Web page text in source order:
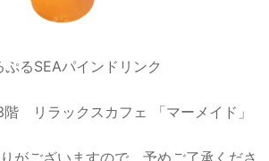
るSEAパインドリンク
階 リラックスカフェ 「マーメイド」
がございますので、予めご了承くださ